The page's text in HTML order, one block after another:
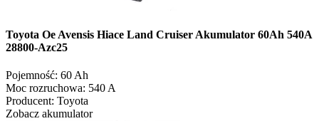
Toyota Oe Avensis Hiace Land Cruiser Akumulator 60Ah 540A
28800-Azc25
Pojemność: 60 Ah
Moc rozruchowa: 540 A
Producent: Toyota
Zobacz akumulator